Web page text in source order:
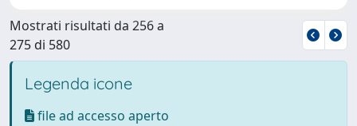
Mostrati risultati da 256 a
275 di 580
Legenda icone
file ad accesso aperto